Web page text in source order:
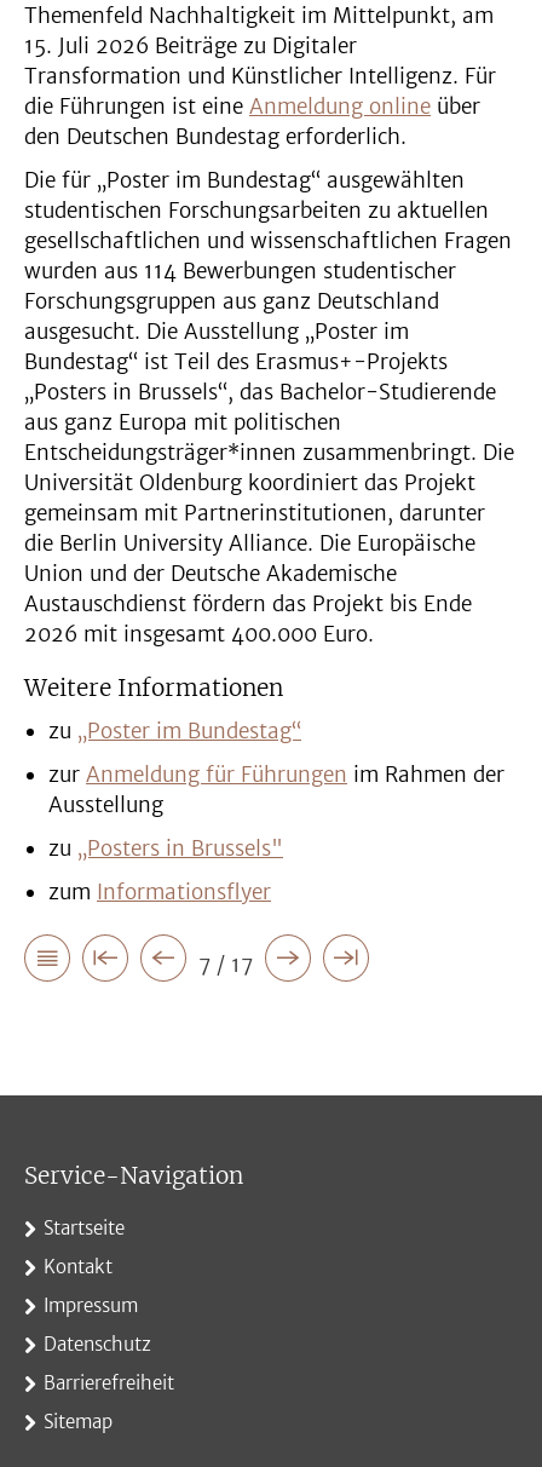
Themenfeld Nachhaltigkeit im Mittelpunkt, am
15. Juli 2026 Beiträge zu Digitaler
Transformation und Künstlicher Intelligenz. Für
die Führungen ist eine Anmeldung online über
den Deutschen Bundestag erforderlich.
Die für „Poster im Bundestag“ ausgewählten
studentischen Forschungsarbeiten zu aktuellen
gesellschaftlichen und wissenschaftlichen Fragen
wurden aus 114 Bewerbungen studentischer
Forschungsgruppen aus ganz Deutschland
ausgesucht. Die Ausstellung „Poster im
Bundestag“ ist Teil des Erasmus+-Projekts
„Posters in Brussels“, das Bachelor-Studierende
aus ganz Europa mit politischen
Entscheidungsträger*innen zusammenbringt. Die
Universität Oldenburg koordiniert das Projekt
gemeinsam mit Partnerinstitutionen, darunter
die Berlin University Alliance. Die Europäische
Union und der Deutsche Akademische
Austauschdienst fördern das Projekt bis Ende
2026 mit insgesamt 400.000 Euro.
Weitere Informationen
zu „Poster im Bundestag“
zur Anmeldung für Führungen im Rahmen der
Ausstellung
zu „Posters in Brussels"
zum Informationsflyer
7 / 17
Service-Navigation
Startseite
Kontakt
Impressum
Datenschutz
Barrierefreiheit
Sitemap